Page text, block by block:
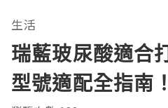
生活
瑞藍玻尿酸適合
型號適配全指南！